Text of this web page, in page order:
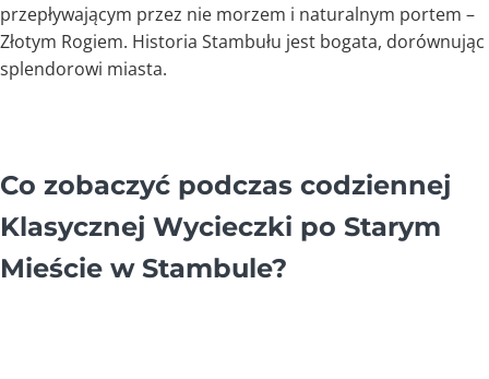
przepływającym przez nie morzem i naturalnym portem –
Złotym Rogiem. Historia Stambułu jest bogata, dorównując
splendorowi miasta.
Co zobaczyć podczas codziennej
Klasycznej Wycieczki po Starym
Mieście w Stambule?